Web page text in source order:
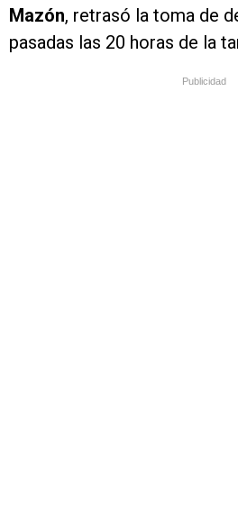
Mazón, retrasó la toma de
pasadas las 20 horas de la
Publicidad